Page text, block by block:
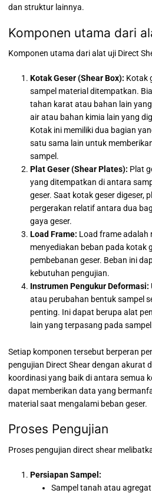
dan struktur lainnya.
Komponen utama dari
Komponen utama dari alat uji Direct
Kotak Geser (Shear Box): Kotak
sampel material ditempatkan.
tahan karat atau bahan lain
air atau bahan kimia lain yang
Kotak ini memiliki dua bagian
satu sama lain untuk
sampel.
Plat Geser (Shear Plates): Plat
yang ditempatkan di antara
geser. Saat kotak geser digeser,
pergerakan relatif antara dua
gaya geser.
Load Frame: Load frame adalah
menyediakan beban pada kotak
pembebanan geser. Beban ini
kebutuhan pengujian.
Instrumen Pengukur Deformasi:
atau perubahan bentuk sampel
penting. Ini dapat berupa alat
lain yang terpasang pada
Setiap komponen tersebut berperan
pengujian Direct Shear dengan akurat
koordinasi yang baik di antara semua
dapat memberikan data yang
material saat mengalami beban geser.
Proses Pengujian
Proses pengujian direct shear
Persiapan Sampel:
Sampel tanah atau